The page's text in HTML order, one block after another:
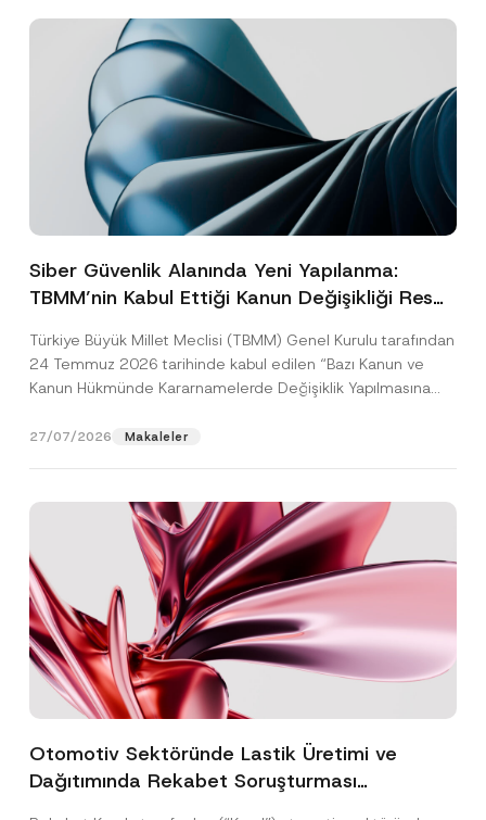
Siber Güvenlik Alanında Yeni Yapılanma:
TBMM’nin Kabul Ettiği Kanun Değişikliği Resmî
Türkiye Büyük Millet Meclisi (TBMM) Genel Kurulu tarafından
24 Temmuz 2026 tarihinde kabul edilen “Bazı Kanun ve
Kanun Hükmünde Kararnamelerde Değişiklik Yapılmasına
27/07/2026 Makaleler
Otomotiv Sektöründe Lastik Üretimi ve
Dağıtımında Rekabet Soruşturması